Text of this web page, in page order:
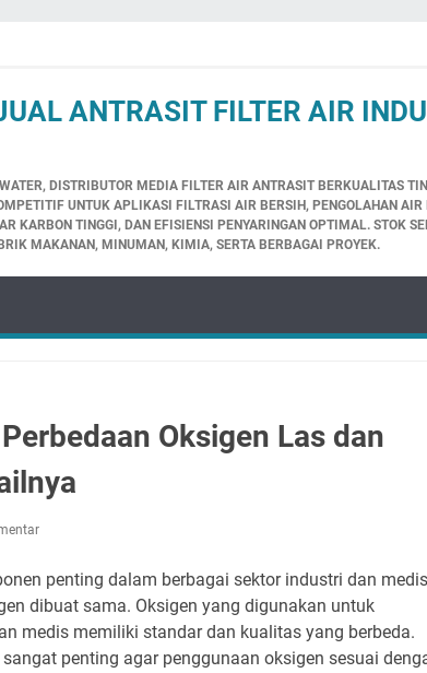
ANTRASIT FILTER AIR
DISTRIBUTOR MEDIA FILTER AIR ANTRASIT BERKUALITAS
UNTUK APLIKASI FILTRASI AIR BERSIH, PENGOLAHAN
KARBON TINGGI, DAN EFISIENSI PENYARINGAN OPTIMAL. STOK
MAKANAN, MINUMAN, KIMIA, SERTA BERBAGAI PROYEK.
Oksigen Las dan
penting dalam berbagai sektor industri dan
dibuat sama. Oksigen yang digunakan untuk
medis memiliki standar dan kualitas yang berbeda.
penting agar penggunaan oksigen sesuai